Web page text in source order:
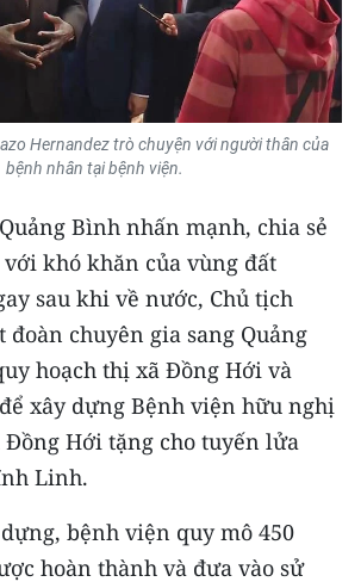
Nội
Hồ Chí Minh
TUẦN
THÁNG
Hernandez trò chuyện với người thân của
bệnh nhân tại bệnh viện.
Bình nhấn mạnh, chia sẻ
khó khăn của vùng đất
sau khi về nước, Chủ tịch
đoàn chuyên gia sang Quảng
hoạch thị xã Đồng Hới và
xây dựng Bệnh viện hữu nghị
Đồng Hới tặng cho tuyến lửa
Linh.
bệnh viện quy mô 450
hoàn thành và đưa vào sử